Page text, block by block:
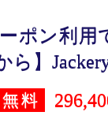
ーポン利用
ら】
料